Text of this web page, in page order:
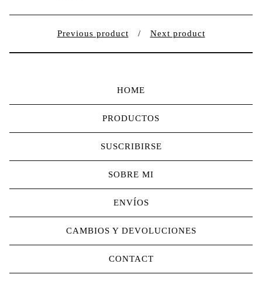
Previous product Next product
HOME
PRODUCTOS
SUSCRIBIRSE
SOBRE MI
ENVÍOS
CAMBIOS Y DEVOLUCIONES
CONTACT